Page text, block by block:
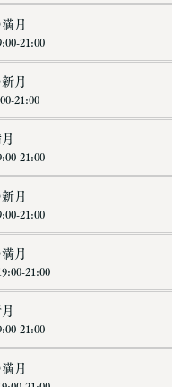
月
21:00
月
21:00
21:00
月
21:00
月
21:00
21:00
月